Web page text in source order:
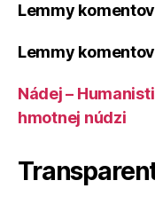
Lemmy
Lemmy
Nádej –
hmotnej núdzi